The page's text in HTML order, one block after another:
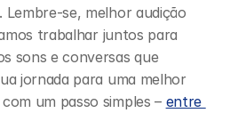
Lembre-se, melhor audição
trabalhar juntos para
sons e conversas que
jornada para uma melhor
um passo simples – entre